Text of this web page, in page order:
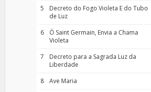
5
Decreto do Fogo Violeta E do Tubo
de Luz
6
Ó Saint Germain, Envia a Chama
Violeta
7
Decreto para a Sagrada Luz da
Liberdade
8
Ave Maria